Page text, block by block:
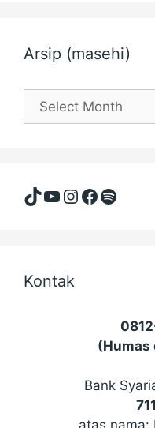
Arsip (masehi)
Arsip
(masehi)
TikTok
YouTube
Instagram
Facebook
Spotify
Kontak
(Humas
Bank
atas nama: